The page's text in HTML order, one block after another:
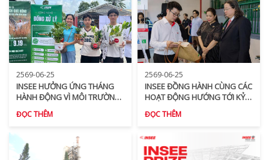
2569-06-25
INSEE HƯỞNG ỨNG THÁNG
HÀNH ĐỘNG VÌ MÔI TRƯỜNG
NĂM 2026
ĐỌC THÊM
2569-06-25
INSEE ĐỒNG HÀNH CÙNG CÁC
HOẠT ĐỘNG HƯỚNG TỚI KỶ
NIỆM 50 NĂM QUAN HỆ HỮU
NGHỊ VIỆT NAM - THÁI LAN
ĐỌC THÊM